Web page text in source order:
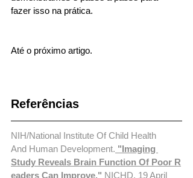
fazer isso na prática.
Até o próximo artigo.
Referências
NIH/National Institute Of Child Health
And Human Development. "Imaging
Study Reveals Brain Function Of Poor R
eaders Can Improve." NICHD, 19 April